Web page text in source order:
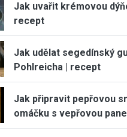
Jak uvařit krémovou
recept
Jak udělat segedínský
Pohlreicha | recept
Jak připravit pepřovou
omáčku s vepřovou